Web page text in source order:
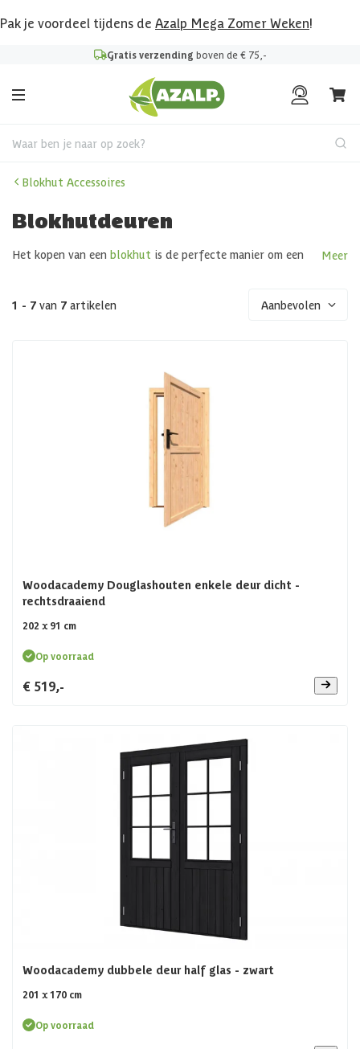
Pak je voordeel tijdens de Azalp Mega Zomer Weken!
Gratis verzending boven de € 75,-
Waar ben je naar op zoek?
Blokhut Accessoires
Blokhutdeuren
Het kopen van een blokhut is de perfecte manier om een
accessoires kijken die je nodig hebt om er gebruik van te
Meer
1 - 7 van 7 artikelen Aanbevolen
Woodacademy Douglashouten enkele deur dicht -
rechtsdraaiend
202 x 91 cm
Op voorraad
€ 519,-
Woodacademy dubbele deur half glas - zwart
201 x 170 cm
Op voorraad